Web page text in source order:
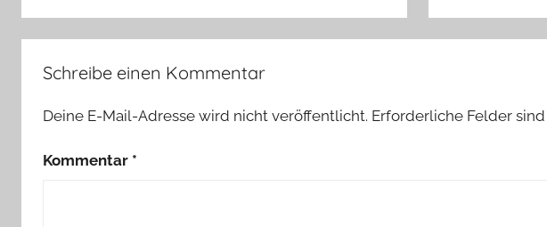
e
o
Z
Schreibe einen Kommentar
Deine E-Mail-Adresse wird nicht veröffentlicht. Erforderliche Felder
Kommentar *